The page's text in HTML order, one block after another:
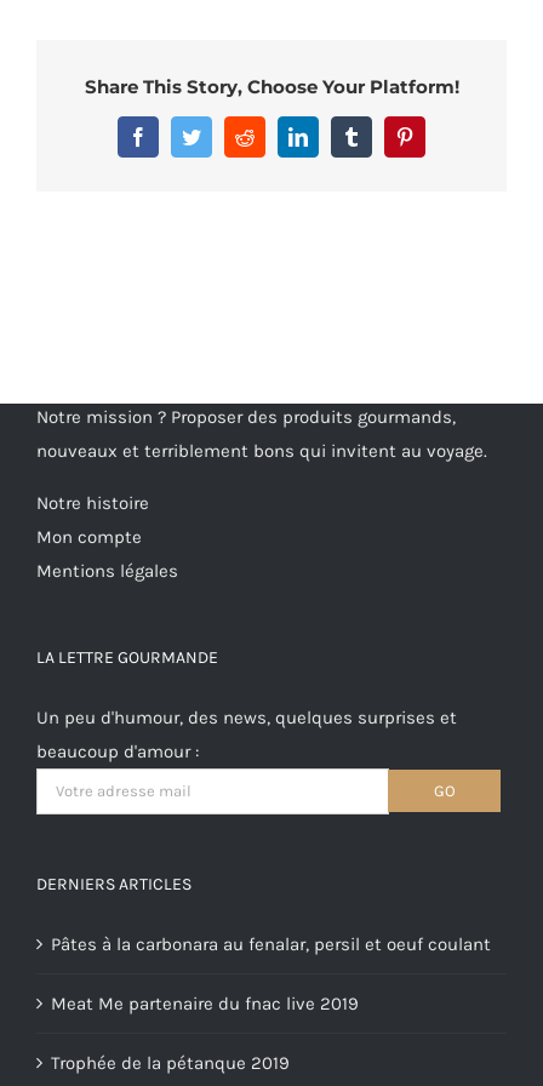
Share This Story, Choose Your Platform!
FacebookTwitterRedditLinkedInTumblr
Notre mission ? Proposer des produits gourmands,
nouveaux et terriblement bons qui invitent au voyage.
Notre histoire
Mon compte
Mentions légales
LA LETTRE GOURMANDE
Un peu d'humour, des news, quelques surprises et
beaucoup d'amour :
DERNIERS ARTICLES
Pâtes à la carbonara au fenalar, persil et oeuf coulant
Meat Me partenaire du fnac live 2019
Trophée de la pétanque 2019